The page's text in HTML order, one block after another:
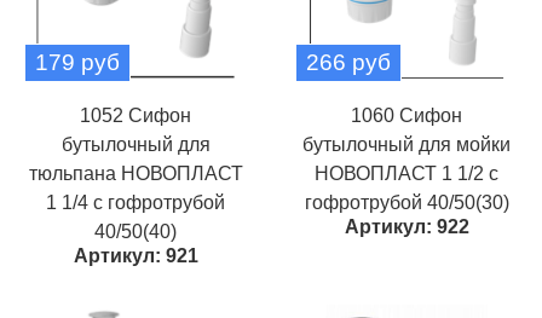
179 руб
1052 Сифон
бутылочный для
тюльпана НОВОПЛАСТ
1 1/4 с гофротрубой
40/50(40)
Артикул: 921
266 руб
1060 Сифон
бутылочный для мойки
НОВОПЛАСТ 1 1/2 с
гофротрубой 40/50(30)
Артикул: 922